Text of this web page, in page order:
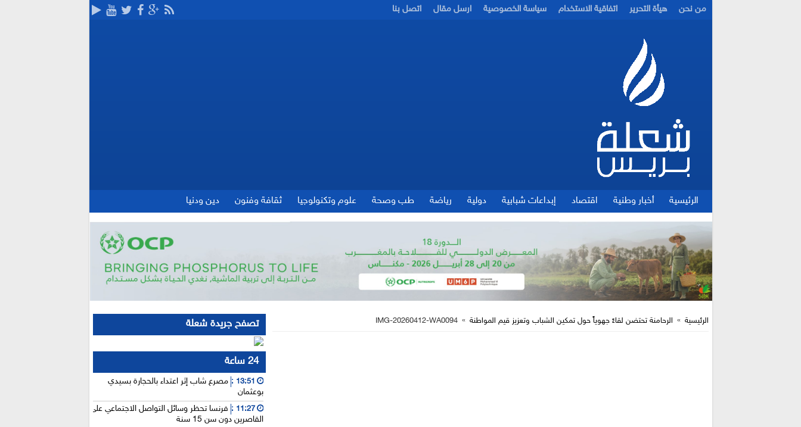
من نحن هيأة التحرير اتفاقية الاستخدام سياسة الخصوصية ارسل مقال اتصل بنا
الرئيسية أخبار وطنية اقتصاد إبداعات شبابية دولية رياضة طب وصحة علوم وتكنولوجيا ثقافة وفنون دين ودنيا
تصفح جريدة شعلة
24 ساعة
13:51 :
مصرع شاب إثر اعتداء بالحجارة بسيدي
بوعثمان
11:27 :
فرنسا تحظر وسائل التواصل الاجتماعي على
القاصرين دون سن 15 سنة
الرئيسية » الرحامنة تحتضن لقاءً جهوياً حول تمكين الشباب وتعزيز قيم المواطنة »
IMG-20260412-WA0094